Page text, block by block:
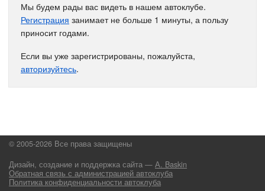
Мы будем рады вас видеть в нашем автоклубе.
Регистрация занимает не больше 1 минуты, а пользу
приносит годами.
Если вы уже зарегистрированы, пожалуйста,
авторизуйтесь.
© 2005-2026 Все права защищены
Дизайн, создание и поддержка сайта — А. Baskin
Обратная связь с администрацией автоклуба
Политика конфиденциальности автоклуба